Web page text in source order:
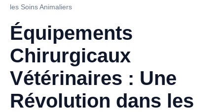
les Soins Animaliers
Équipements
Chirurgicaux
Vétérinaires : Une
Révolution dans les